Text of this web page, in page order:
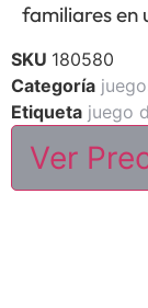
familiares en
SKU 180580
Categoría
Etiqueta juego
Ver